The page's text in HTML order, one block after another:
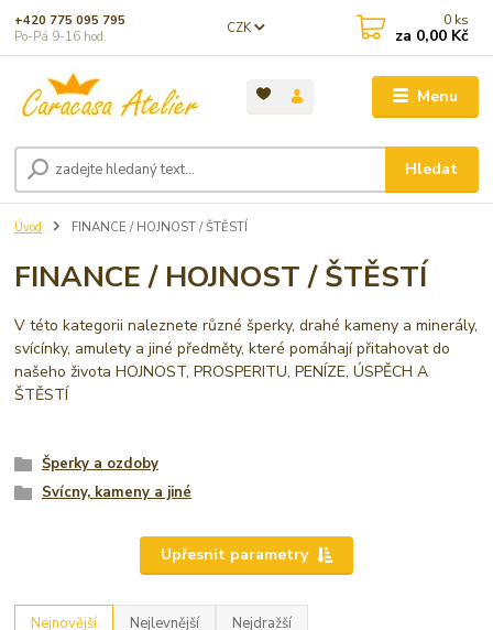
Menu
CZK
Hledat
+420 775 095 795
Po-Pá 9-16 hod.
0 ks
za 0,00 Kč
Úvod FINANCE / HOJNOST / ŠTĚSTÍ
FINANCE / HOJNOST / ŠTĚSTÍ
V této kategorii naleznete různé šperky, drahé kameny a minerály,
svícínky, amulety a jiné předměty, které pomáhají přitahovat do
našeho života HOJNOST, PROSPERITU, PENÍZE, ÚSPĚCH A
ŠTĚSTÍ
Šperky a ozdoby
Svícny, kameny a jiné
Upřesnit parametry
Nejnovější Nejlevnější Nejdražší